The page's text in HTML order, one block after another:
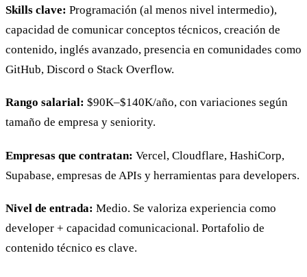
Skills clave: Programación (al menos nivel intermedio),
capacidad de comunicar conceptos técnicos, creación de
contenido, inglés avanzado, presencia en comunidades como
GitHub, Discord o Stack Overflow.
Rango salarial: $90K–$140K/año, con variaciones según
tamaño de empresa y seniority.
Empresas que contratan: Vercel, Cloudflare, HashiCorp,
Supabase, empresas de APIs y herramientas para developers.
Nivel de entrada: Medio. Se valoriza experiencia como
developer + capacidad comunicacional. Portafolio de
contenido técnico es clave.